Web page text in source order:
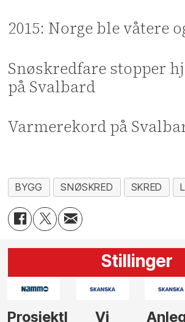
2015: Norge ble våtere
Snøskredfare stopper
på Svalbard
Varmerekord på
BYGG SNØSKRED SKRED
Stillinger
Anlegg
Senior